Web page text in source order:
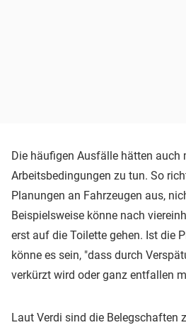
Die häufigen Ausfälle hätten auch
Arbeitsbedingungen zu tun. So
Planungen an Fahrzeugen aus,
Beispielsweise könne nach
erst auf die Toilette gehen. Ist die
könne es sein, "dass durch
verkürzt wird oder ganz entfallen
Laut Verdi sind die Belegschaften